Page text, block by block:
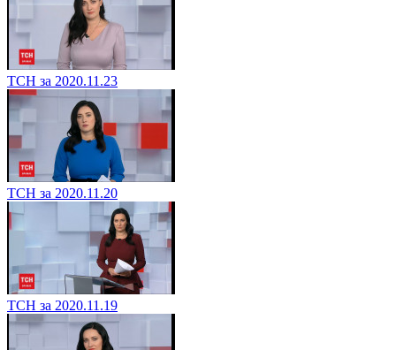
ТСН за 2020.11.23
ТСН за 2020.11.20
ТСН за 2020.11.19